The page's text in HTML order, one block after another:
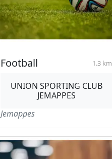
Football 1.3 km
UNION SPORTING CLUB
JEMAPPES
Jemappes